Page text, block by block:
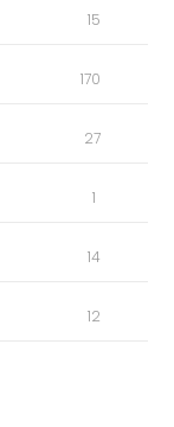
15
170
27
1
14
12